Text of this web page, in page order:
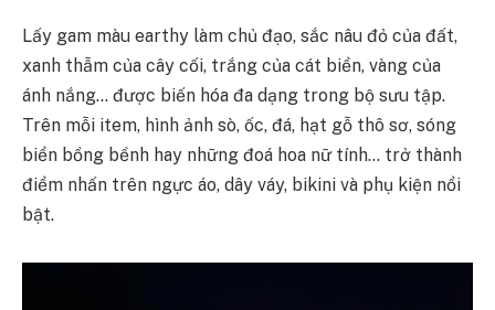
Lấy gam màu earthy làm chủ đạo, sắc nâu đỏ của đất,
xanh thẫm của cây cối, trắng của cát biển, vàng của
ánh nắng… được biến hóa đa dạng trong bộ sưu tập.
Trên mỗi item, hình ảnh sò, ốc, đá, hạt gỗ thô sơ, sóng
biển bồng bềnh hay những đoá hoa nữ tính… trở thành
điểm nhấn trên ngực áo, dây váy, bikini và phụ kiện nổi
bật.